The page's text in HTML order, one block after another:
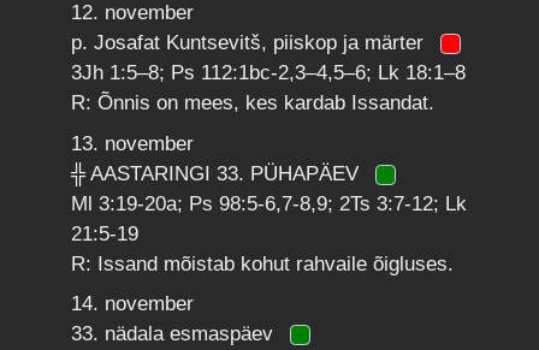
12. november
p. Josafat Kuntsevitš, piiskop ja märter
3Jh 1:5–8; Ps 112:1bc-2,3–4,5–6; Lk 18:1–8
R: Õnnis on mees, kes kardab Issandat.
13. november
╬ AASTARINGI 33. PÜHAPÄEV
Ml 3:19-20a; Ps 98:5-6,7-8,9; 2Ts 3:7-12; Lk
21:5-19
R: Issand mõistab kohut rahvaile õigluses.
14. november
33. nädala esmaspäev